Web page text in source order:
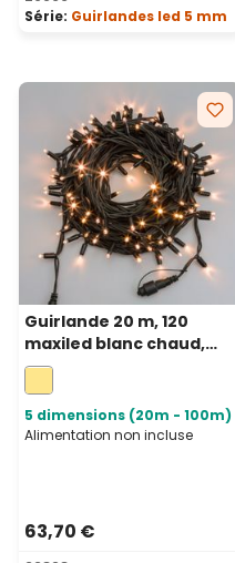
Série: Guirlandes led 5 mm
Guirlande 20 m, 120
maxiled blanc chaud,
câble vert,
prolongeable, IP67
5 dimensions (20m - 100m)
Alimentation non incluse
63,70 €